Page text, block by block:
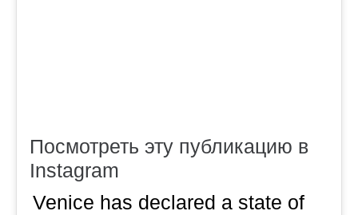
Посмотреть эту публикацию в
Instagram
Venice has declared a state of